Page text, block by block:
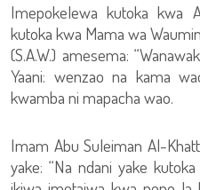
Imepokelewa kutoka kwa
kutoka kwa Mama wa
(S.A.W.) amesema:
Yaani: wenzao na kama
kwamba ni mapacha wao.
Imam Abu Suleiman Al-
yake: “Na ndani yake